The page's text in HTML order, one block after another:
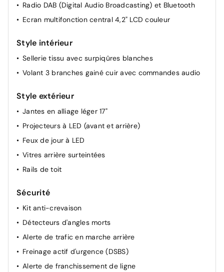
Allumage automatique des projecteurs et capteur de
pluie
Radio DAB (Digital Audio Broadcasting) et Bluetooth
Ecran multifonction central 4,2" LCD couleur
Style intérieur
Sellerie tissu avec surpiqûres blanches
Volant 3 branches gainé cuir avec commandes audio
Style extérieur
Jantes en alliage léger 17"
Projecteurs à LED (avant et arrière)
Feux de jour à LED
Vitres arrière surteintées
Rails de toit
Sécurité
Kit anti-crevaison
Détecteurs d'angles morts
Alerte de trafic en marche arrière
Freinage actif d'urgence (DSBS)
Alerte de franchissement de ligne